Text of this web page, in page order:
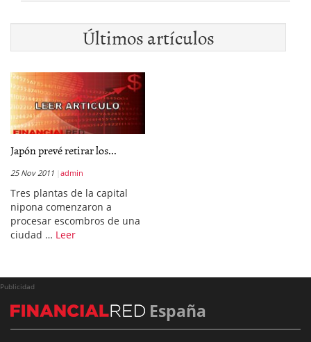
Últimos artículos
Japón prevé retirar los...
25 Nov 2011 admin
Tres plantas de la capital
nipona comenzaron a
procesar escombros de una
ciudad … Leer
Publicidad
España